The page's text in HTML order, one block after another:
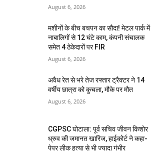
August 6, 2026
मशीनों के बीच बचपन का सौदा! मेटल पार्क में
नाबालिगों से 12 घंटे काम, कंपनी संचालक
समेत 4 ठेकेदारों पर FIR
August 6, 2026
अवैध रेत से भरे तेज रफ्तार ट्रैक्टर ने 14
वर्षीय छात्रा को कुचला, मौके पर मौत
August 6, 2026
CGPSC घोटाला: पूर्व सचिव जीवन किशोर
ध्रुव की जमानत खारिज, हाईकोर्ट ने कहा-
पेपर लीक हत्या से भी ज्यादा गंभीर